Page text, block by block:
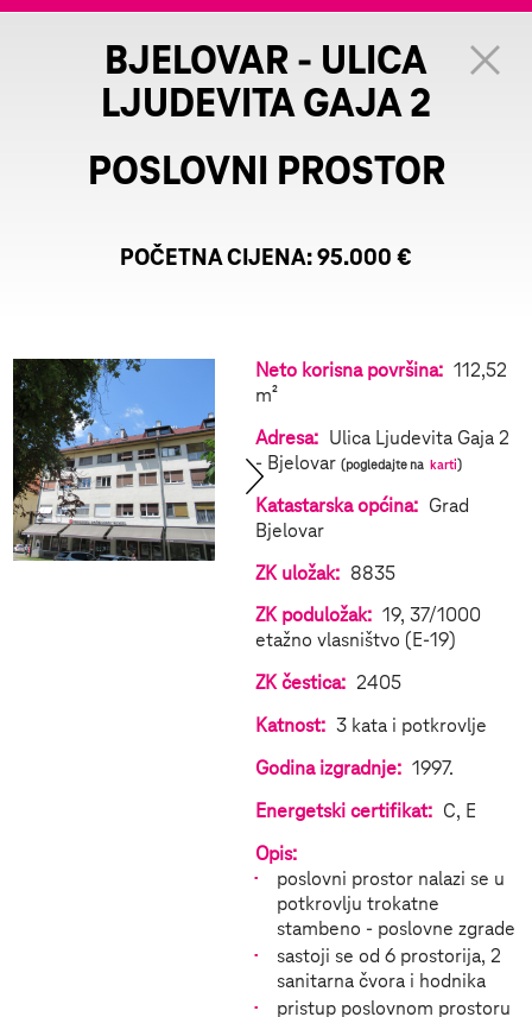
BJELOVAR - ULICA
LJUDEVITA GAJA 2
POSLOVNI PROSTOR
POČETNA CIJENA:95.000 €
Neto korisna površina: 112,52
m²
Adresa: Ulica Ljudevita Gaja 2
- Bjelovar(pogledajte na karti)
Katastarska općina: Grad
Bjelovar
ZK uložak: 8835
ZK poduložak: 19, 37/1000
etažno vlasništvo (E-19)
ZK čestica: 2405
Katnost: 3 kata i potkrovlje
Godina izgradnje: 1997.
Energetski certifikat: C, E
Opis:
poslovni prostor nalazi se u
potkrovlju trokatne
stambeno - poslovne zgrade
sastoji se od 6 prostorija, 2
sanitarna čvora i hodnika
pristup poslovnom prostoru